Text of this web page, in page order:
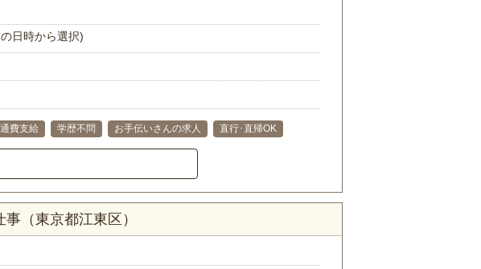
日時から選択)
費支給 学歴不問 お手伝いさんの求人 直行･直帰OK
（東京都江東区）